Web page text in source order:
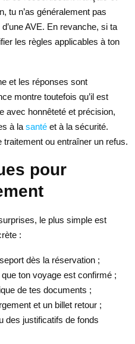
tu n’as généralement pas
AVE. En revanche, si ta
les règles applicables à ton
et les réponses sont
montre toutefois qu’il est
avec honnêteté et précision,
à la santé et à la sécurité.
traitement ou entraîner un refus.
pour
le plus simple est
:
dès la réservation ;
ton voyage est confirmé ;
de tes documents ;
et un billet retour ;
des justificatifs de fonds